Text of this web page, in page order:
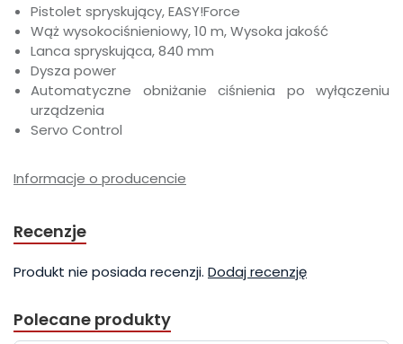
Pistolet spryskujący, EASY!Force
Wąż wysokociśnieniowy, 10 m, Wysoka jakość
Lanca spryskująca, 840 mm
Dysza power
Automatyczne obniżanie ciśnienia po wyłączeniu
urządzenia
Servo Control
Informacje o producencie
Recenzje
Produkt nie posiada recenzji. Dodaj recenzję
Polecane produkty